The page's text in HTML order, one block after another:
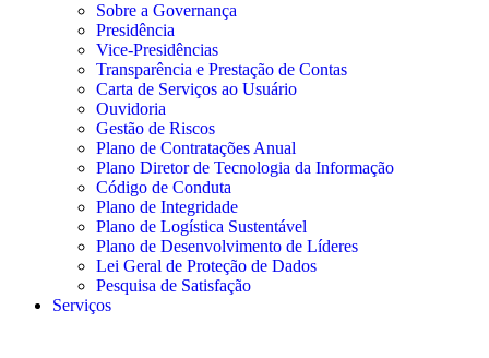
Sobre a Governança
Presidência
Vice-Presidências
Transparência e Prestação de Contas
Carta de Serviços ao Usuário
Ouvidoria
Gestão de Riscos
Plano de Contratações Anual
Plano Diretor de Tecnologia da Informação
Código de Conduta
Plano de Integridade
Plano de Logística Sustentável
Plano de Desenvolvimento de Líderes
Lei Geral de Proteção de Dados
Pesquisa de Satisfação
Serviços